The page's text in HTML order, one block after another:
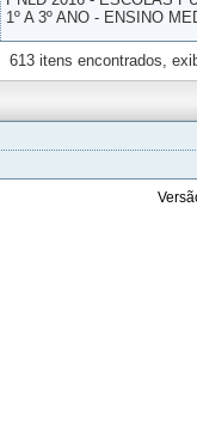
1º A 3º ANO - ENSINO
613 itens encontrados,